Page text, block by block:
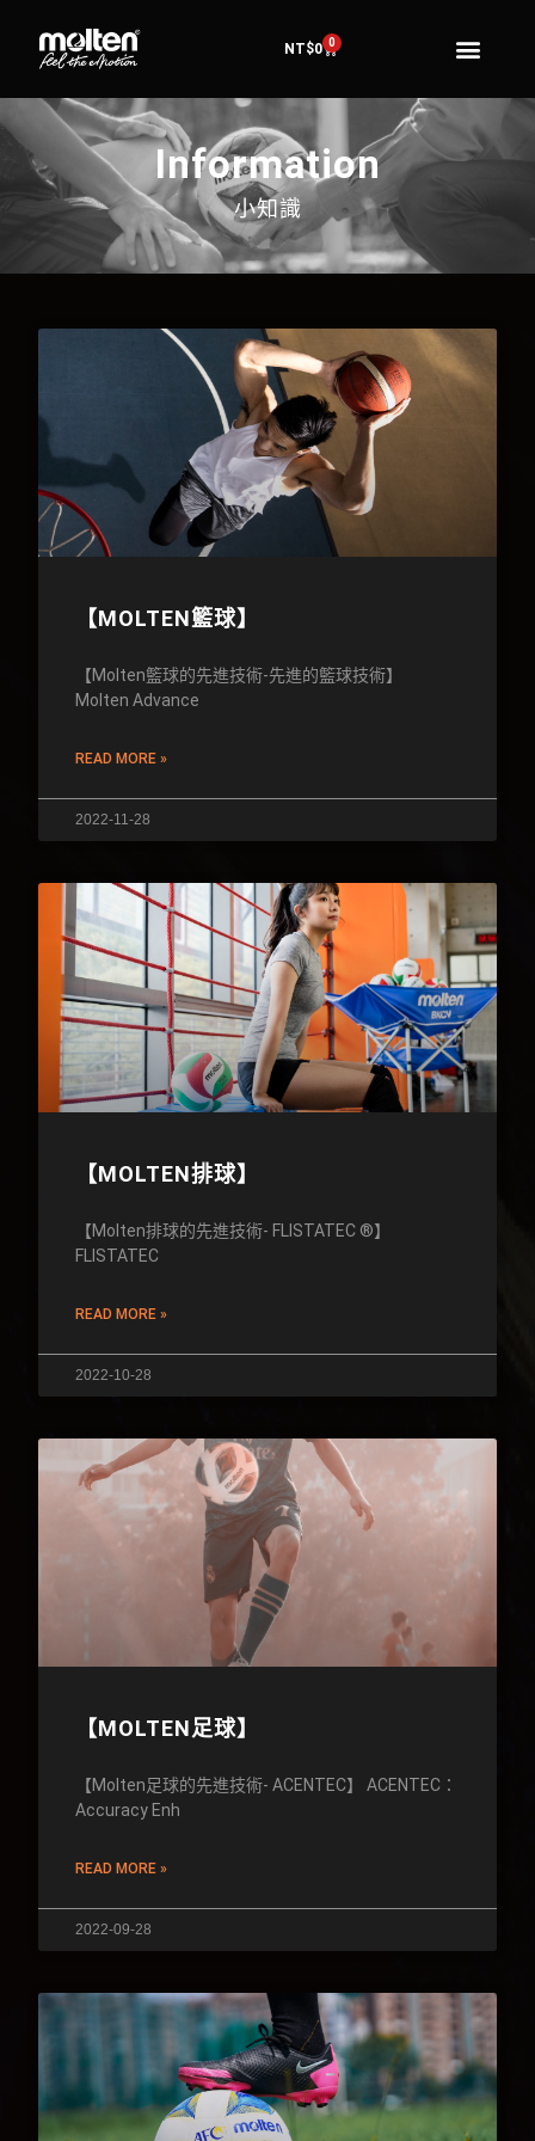
NT$0 0
Information
小知識
【MOLTEN籃球】
【Molten籃球的先進技術-先進的籃球技術】
Molten Advance
READ MORE »
2022-11-28
【MOLTEN排球】
【Molten排球的先進技術- FLISTATEC ®】
FLISTATEC
READ MORE »
2022-10-28
【MOLTEN足球】
【Molten足球的先進技術- ACENTEC】 ACENTEC：
Accuracy Enh
READ MORE »
2022-09-28